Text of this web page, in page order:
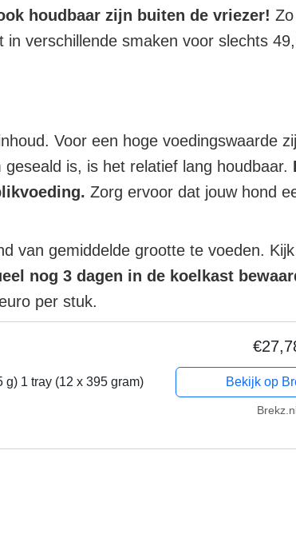
houdbaar zijn buiten de vriezer!
verschillende smaken voor slechts
Voor een hoge voedingswaarde
is, is het relatief lang houdbaar.
Zorg ervoor dat jouw hond
van gemiddelde grootte te voeden.
nog 3 dagen in de koelkast
per stuk.
1 tray (12 x 395 gram) Bekijk op